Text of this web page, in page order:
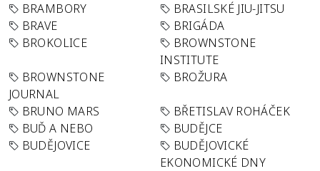
BRAMBORY
BRASILSKÉ JIU-JITSU
BRAVE
BRIGÁDA
BROKOLICE
BROWNSTONE
INSTITUTE
BROWNSTONE
JOURNAL
BROŽURA
BRUNO MARS
BŘETISLAV ROHÁČEK
BUĎ A NEBO
BUDĚJCE
BUDĚJOVICE
BUDĚJOVICKÉ
EKONOMICKÉ DNY